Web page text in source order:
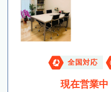
全国対応
現在営業中